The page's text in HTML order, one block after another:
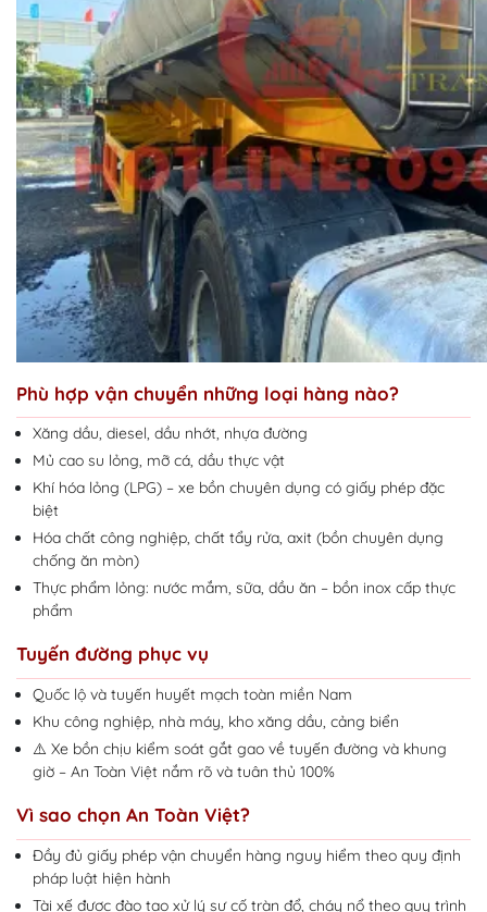
Phù hợp vận chuyển những loại hàng nào?
Xăng dầu, diesel, dầu nhớt, nhựa đường
Mủ cao su lỏng, mỡ cá, dầu thực vật
Khí hóa lỏng (LPG) – xe bồn chuyên dụng có giấy phép đặc
biệt
Hóa chất công nghiệp, chất tẩy rửa, axit (bồn chuyên dụng
chống ăn mòn)
Thực phẩm lỏng: nước mắm, sữa, dầu ăn – bồn inox cấp thực
phẩm
Tuyến đường phục vụ
Quốc lộ và tuyến huyết mạch toàn miền Nam
Khu công nghiệp, nhà máy, kho xăng dầu, cảng biển
⚠️ Xe bồn chịu kiểm soát gắt gao về tuyến đường và khung
giờ – An Toàn Việt nắm rõ và tuân thủ 100%
Vì sao chọn An Toàn Việt?
Đầy đủ giấy phép vận chuyển hàng nguy hiểm theo quy định
pháp luật hiện hành
Tài xế được đào tạo xử lý sự cố tràn đổ, cháy nổ theo quy trình